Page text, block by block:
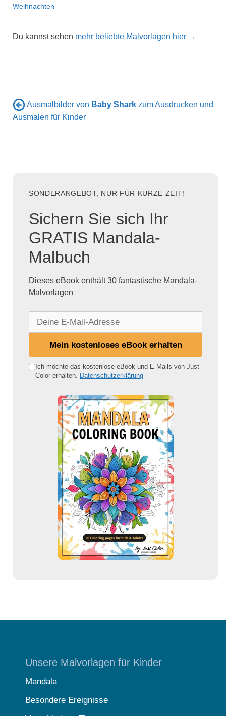
Weihnachten
Du kannst sehen mehr beliebte Malvorlagen hier →
Ausmalbilder von Baby Shark zum Ausdrucken und
Ausmalen für Kinder
SONDERANGEBOT, NUR FÜR KURZE ZEIT!
Sichern Sie sich Ihr
GRATIS Mandala-
Malbuch
Dieses eBook enthält 30 fantastische Mandala-
Malvorlagen
e
Mein kostenloses eBook erhalten
Ich möchte das kostenlose eBook und E-Mails von Just
Color erhalten.
Datenschutzerklärung
Unsere Malvorlagen für Kinder
Mandala
Besondere Ereignisse